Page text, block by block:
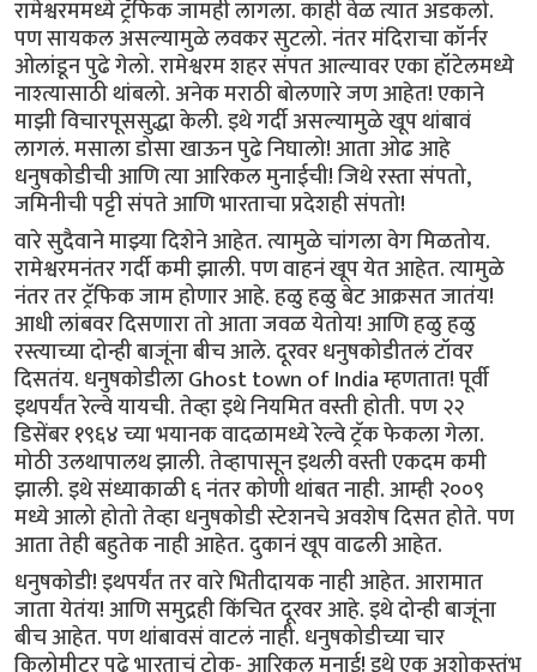
रामेश्वरममध्ये ट्रॅफिक जामही लागला. काही‌ वेळ त्यात अडकलो.
पण सायकल असल्यामुळे लवकर सुटलो. नंतर मंदिराचा कॉर्नर
ओलांडून पुढे गेलो. रामेश्वरम शहर संपत आल्यावर एका हॉटेलमध्ये
नाश्त्यासाठी थांबलो. अनेक मराठी बोलणारे जण आहेत! एकाने
माझी विचारपूससुद्धा केली. इथे गर्दी असल्यामुळे खूप थांबावं
लागलं. मसाला डोसा खाऊन पुढे निघालो! आता ओढ आहे
धनुषकोडीची आणि त्या आरिकल मुनाईची! जिथे रस्ता संपतो,
जमिनीची पट्टी संपते आणि भारताचा प्रदेशही संपतो!
वारे सुदैवाने माझ्या दिशेने आहेत. त्यामुळे चांगला वेग मिळतोय.
रामेश्वरमनंतर गर्दी कमी झाली. पण वाहनं खूप येत आहेत. त्यामुळे
नंतर तर ट्रॅफिक जाम होणार आहे. हळु हळु बेट आक्रसत जातंय!
आधी लांबवर दिसणारा तो आता जवळ येतोय! आणि हळु हळु
रस्त्याच्या दोन्ही बाजूंना बीच आले. दूरवर धनुषकोडीतलं टॉवर
दिसतंय. धनुषकोडीला Ghost town of India म्हणतात! पूर्वी
इथपर्यंत रेल्वे यायची. तेव्हा इथे नियमित वस्ती होती. पण २२
डिसेंबर १९६४ च्या भयानक वादळामध्ये रेल्वे ट्रॅक फेकला गेला.
मोठी‌ उलथापालथ झाली. तेव्हापासून इथली वस्ती एकदम कमी
झाली. इथे संध्याकाळी ६ नंतर कोणी थांबत नाही. आम्ही २००९
मध्ये आलो होतो तेव्हा धनुषकोडी स्टेशनचे अवशेष दिसत होते. पण
आता तेही बहुतेक नाही आहेत. दुकानं खूप वाढली आहेत.
धनुषकोडी! इथपर्यंत तर वारे भितीदायक नाही आहेत. आरामात
जाता येतंय! आणि समुद्रही किंचित दूरवर आहे. इथे दोन्ही‌ बाजूंना
बीच आहेत. पण थांबावसं‌ वाटलं नाही. धनुषकोडीच्या चार